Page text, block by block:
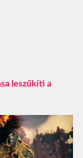
leszűkíti a